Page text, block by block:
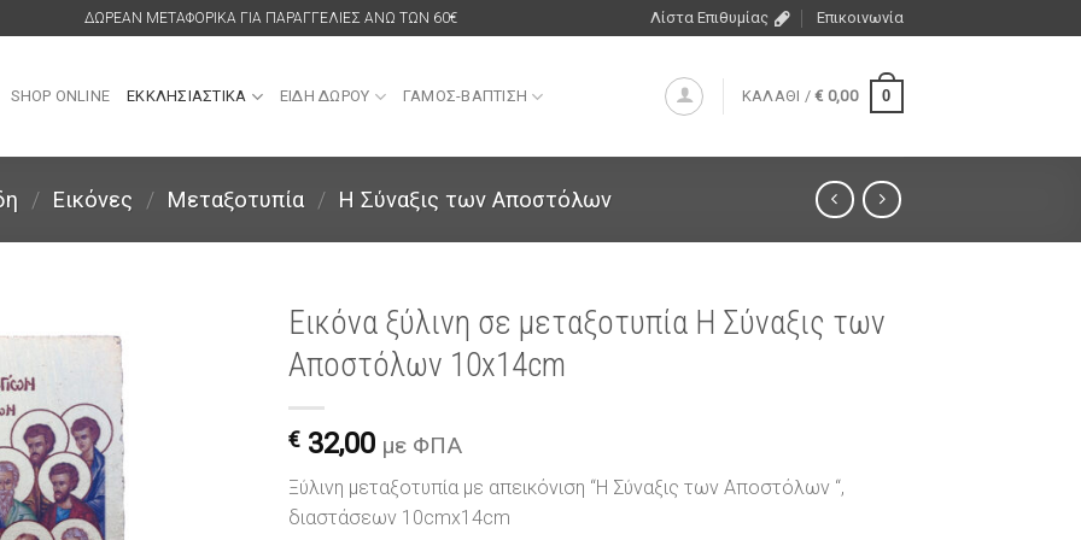
ΔΩΡΕΑΝ ΜΕΤΑΦΟΡΙΚΑ ΓΙΑ ΠΑΡΑΓΓΕΛΙΕΣ ΑΝΩ ΤΩΝ 60€ Λίστα Επιθυμίας Επικοινωνία
SHOP ONLINE ΕΚΚΛΗΣΙΑΣΤΙΚΑ ΕΙΔΗ ΔΩΡΟΥ ΓΑΜΟΣ-ΒΑΠΤΙΣΗ ΚΑΛΑΘΙ /€ 0,00 0
/ Εικόνες / Μεταξοτυπία / Η Σύναξις των Αποστόλων
Εικόνα ξύλινη σε μεταξοτυπία Η Σύναξις των
Αποστόλων 10x14cm
€ 32,00 με ΦΠΑ
Ξύλινη μεταξοτυπία με απεικόνιση “Η Σύναξις των Αποστόλων “,
διαστάσεων 10cmx14cm